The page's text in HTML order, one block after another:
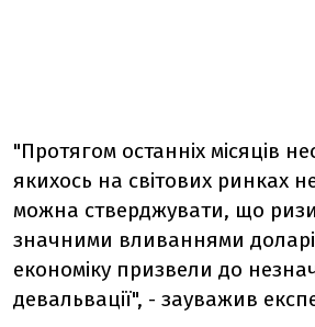
"Протягом останніх місяців
якихось на світових ринках
можна стверджувати, що
значними вливаннями
економіку призвели до
девальвації", - зауважив